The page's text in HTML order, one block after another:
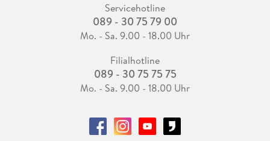
Servicehotline
089 - 30 75 79 00
Mo. - Sa. 9.00 - 18.00 Uhr
Filialhotline
089 - 30 75 75 75
Mo. - Sa. 9.00 - 18.00 Uhr